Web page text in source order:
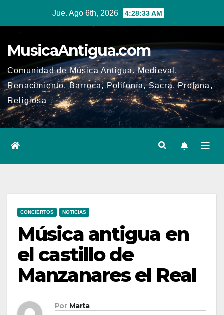
Jue. Ago 6th, 2026 4:28:34 AM
MusicaAntigua.com
Comunidad de Música Antigua. Medieval,
Renacimiento, Barroca, Polifonía, Sacra, Profana,
Religiosa
CONCIERTOS NOTICIAS
Música antigua en
el castillo de
Manzanares el Real
Por Marta